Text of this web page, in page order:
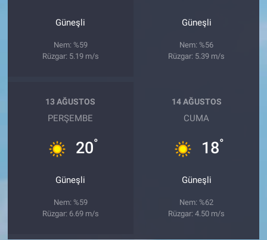
Güneşli
Nem: %59
Rüzgar: 5.19 m/s
Güneşli
Nem: %56
Rüzgar: 5.39 m/s
13 AĞUSTOS
PERŞEMBE
20°
Güneşli
Nem: %59
Rüzgar: 6.69 m/s
14 AĞUSTOS
CUMA
18°
Güneşli
Nem: %62
Rüzgar: 4.50 m/s